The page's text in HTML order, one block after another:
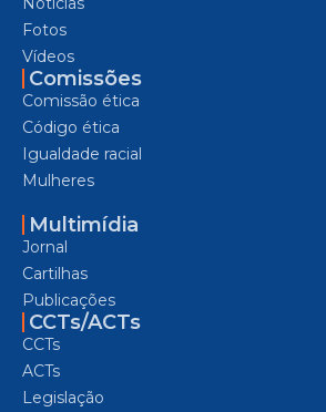
Fotos
Vídeos
Comissões
Comissão ética
Código ética
Igualdade racial
Mulheres
Multimídia
Jornal
Cartilhas
Publicações
CCTs/ACTs
CCTs
ACTs
Legislação